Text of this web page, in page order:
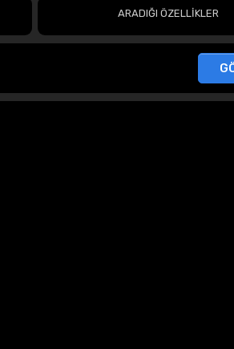
ARADIĞI ÖZELLİKLER